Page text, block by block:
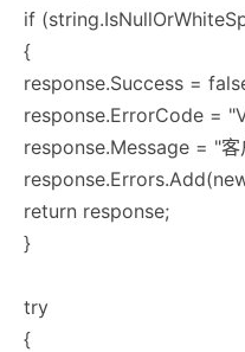
if
{
response.Success =
response.ErrorCode =
response.Message = "客
return response;
}
try
{